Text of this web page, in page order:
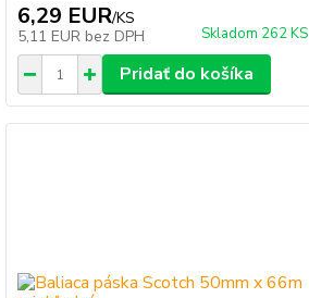
6,29 EUR/KS
5,11 EUR bez DPH Skladom 262 KS
Pridať do košíka